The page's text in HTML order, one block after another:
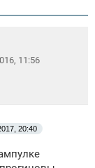
11:56
20:40